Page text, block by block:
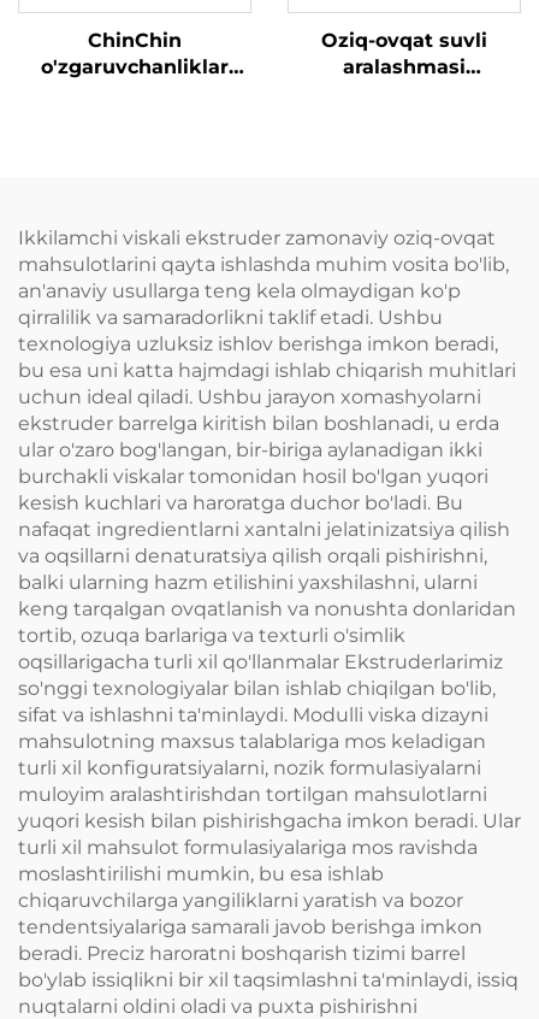
ChinChin
o'zgaruvchanliklar
Oziq-ovqat suvli
aralashmasi
Ikkilamchi viskali ekstruder zamonaviy oziq-ovqat
mahsulotlarini qayta ishlashda muhim vosita bo'lib,
an'anaviy usullarga teng kela olmaydigan ko'p
qirralilik va samaradorlikni taklif etadi. Ushbu
texnologiya uzluksiz ishlov berishga imkon beradi,
bu esa uni katta hajmdagi ishlab chiqarish muhitlari
uchun ideal qiladi. Ushbu jarayon xomashyolarni
ekstruder barrelga kiritish bilan boshlanadi, u erda
ular o'zaro bog'langan, bir-biriga aylanadigan ikki
burchakli viskalar tomonidan hosil bo'lgan yuqori
kesish kuchlari va haroratga duchor bo'ladi. Bu
nafaqat ingredientlarni xantalni jelatinizatsiya qilish
va oqsillarni denaturatsiya qilish orqali pishirishni,
balki ularning hazm etilishini yaxshilashni, ularni
keng tarqalgan ovqatlanish va nonushta donlaridan
tortib, ozuqa barlariga va texturli o'simlik
oqsillarigacha turli xil qo'llanmalar Ekstruderlarimiz
so'nggi texnologiyalar bilan ishlab chiqilgan bo'lib,
sifat va ishlashni ta'minlaydi. Modulli viska dizayni
mahsulotning maxsus talablariga mos keladigan
turli xil konfiguratsiyalarni, nozik formulasiyalarni
muloyim aralashtirishdan tortilgan mahsulotlarni
yuqori kesish bilan pishirishgacha imkon beradi. Ular
turli xil mahsulot formulasiyalariga mos ravishda
moslashtirilishi mumkin, bu esa ishlab
chiqaruvchilarga yangiliklarni yaratish va bozor
tendentsiyalariga samarali javob berishga imkon
beradi. Preciz haroratni boshqarish tizimi barrel
bo'ylab issiqlikni bir xil taqsimlashni ta'minlaydi, issiq
nuqtalarni oldini oladi va puxta pishirishni